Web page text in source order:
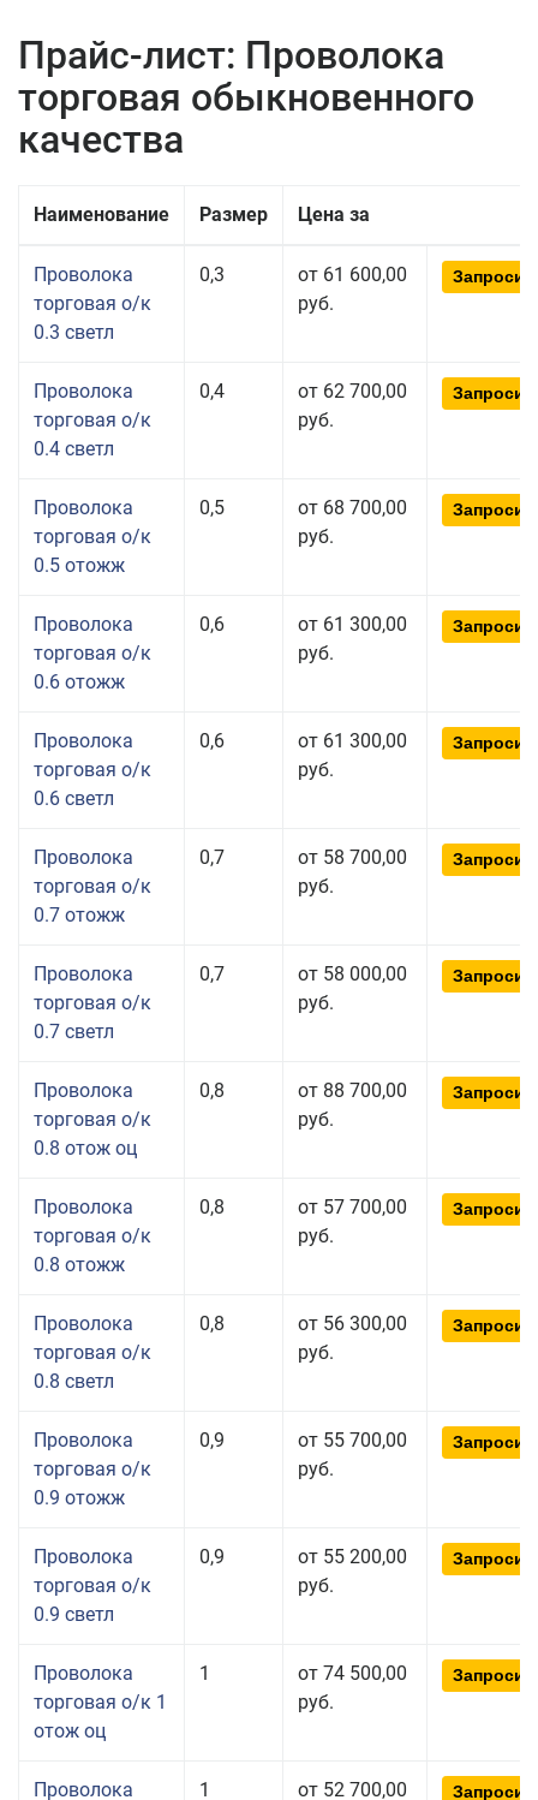
Прайс-лист: Проволока
торговая обыкновенного
качества
Наименование Размер Цена за
Проволока
торговая о/к
0.3 светл
0,3
от 61 600,00
руб.
Проволока
торговая о/к
0.4 светл
0,4
от 62 700,00
руб.
Проволока
торговая о/к
0.5 отожж
0,5
от 68 700,00
руб.
Проволока
торговая о/к
0.6 отожж
0,6
от 61 300,00
руб.
Проволока
торговая о/к
0.6 светл
0,6
от 61 300,00
руб.
Проволока
торговая о/к
0.7 отожж
0,7
от 58 700,00
руб.
Проволока
торговая о/к
0.7 светл
0,7
от 58 000,00
руб.
Проволока
торговая о/к
0.8 отож оц
0,8
от 88 700,00
руб.
Проволока
торговая о/к
0.8 отожж
0,8
от 57 700,00
руб.
Проволока
торговая о/к
0.8 светл
0,8
от 56 300,00
руб.
Проволока
торговая о/к
0.9 отожж
0,9
от 55 700,00
руб.
Проволока
торговая о/к
0.9 светл
0,9
от 55 200,00
руб.
Проволока
торговая о/к 1
отож оц
1
от 74 500,00
руб.
Проволока 1 от 52 700,00